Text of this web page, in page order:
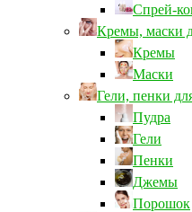
Спрей-
Кремы, маски
Кремы
Маски
Гели, пенки
Пудра
Гели
Пенки
Джемы
Порошок